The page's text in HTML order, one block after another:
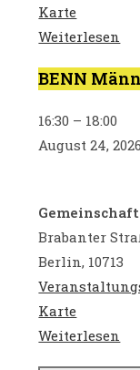
KarteBENN
Weiterlesen
BENN
-
مقهى
16:30 – 18:00
August 24, 2026
Brabanter
Berlin, 10713
Karte
Brabanter
Weiterlesen